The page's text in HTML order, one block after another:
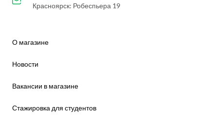
Красноярск: Робеспьера 19
О магазине
Новости
Вакансии в магазине
Стажировка для студентов